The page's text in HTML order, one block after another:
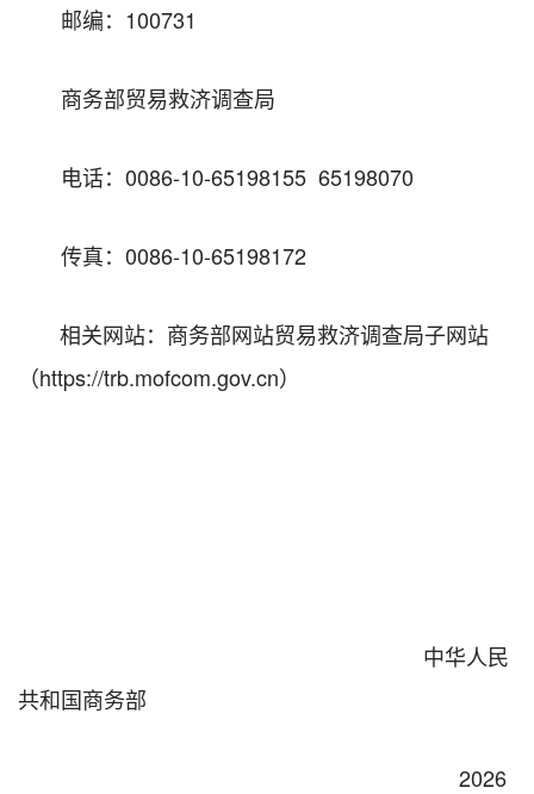
邮编：100731
商务部贸易救济调查局
电话：0086-10-65198155 65198070
传真：0086-10-65198172
相关网站：商务部网站贸易救济调查局子网站
（https://trb.mofcom.gov.cn）
中华人民
共和国商务部
2026